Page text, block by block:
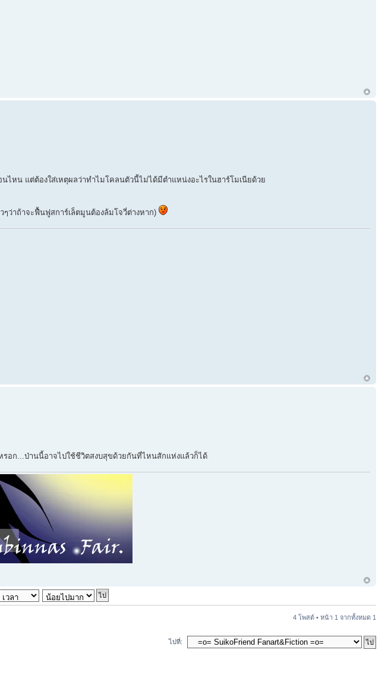
หน แต่ต้องใส่เหตุผลว่าทำไมโคลนตัวนี้ไม่ได้มีตำแหน่งอะไรในฮาร์โมเนียด้วย
ๆว่าถ้าจะฟื้นฟูสการ์เล็ตมูนต้องล้มโจวี่ต่างหาก)
อก...ป่านนี้อาจไปใช้ชีวิตสงบสุขด้วยกันที่ไหนสักแห่งแล้วก็ได้
4 โพสต์ • หน้า 1 จากทั้งหมด 1
ไปที่: